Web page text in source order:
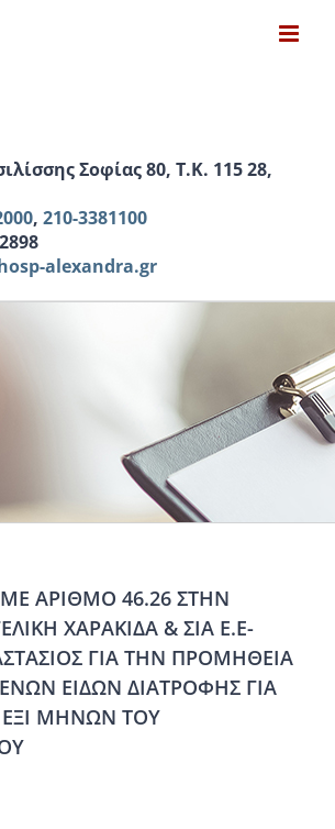
Σοφίας 80, Τ.Κ. 115 28,
, 210-3381100
alexandra.gr
ΑΡΙΘΜΟ 46.26 ΣΤΗΝ
ΧΑΡΑΚΙΔΑ & ΣΙΑ Ε.Ε-
ΓΙΑ ΤΗΝ ΠΡΟΜΗΘΕΙΑ
ΕΙΔΩΝ ΔΙΑΤΡΟΦΗΣ ΓΙΑ
ΕΞΙ ΜΗΝΩΝ ΤΟΥ